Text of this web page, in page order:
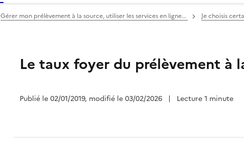
Gérer mon prélèvement à la source, utiliser les services en ligne... Je choisis
Le taux foyer du prélèvement à
Publié le 02/01/2019, modifié le 03/02/2026 | Lecture 1 minute